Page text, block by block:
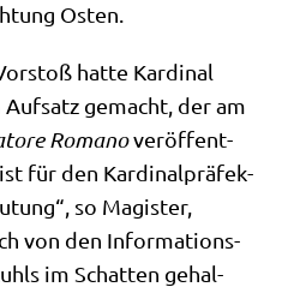
Osten.
hat­te Kar­di­nal
gemacht, der am
Roma­nover­öf­fent­
für den Kar­di­nal­prä­fek­
so Magi­ster,
von den Infor­ma­ti­ons­
im Schat­ten gehal­